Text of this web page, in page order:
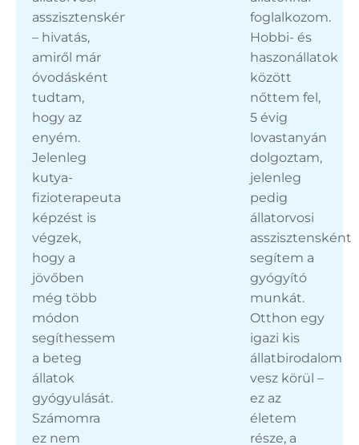
asszisztensként
– hivatás,
amiről már
óvodásként
tudtam,
hogy az
enyém.
Jelenleg
kutya-
fizioterapeuta
képzést is
végzek,
hogy a
jövőben
még több
módon
segíthessem
a beteg
állatok
gyógyulását.
Számomra
ez nem
foglalkozom.
Hobbi- és
haszonállatok
között
nőttem fel,
5 évig
lovastanyán
dolgoztam,
jelenleg
pedig
állatorvosi
asszisztensként
segítem a
gyógyító
munkát.
Otthon egy
igazi kis
állatbirodalom
vesz körül –
ez az
életem
része, a